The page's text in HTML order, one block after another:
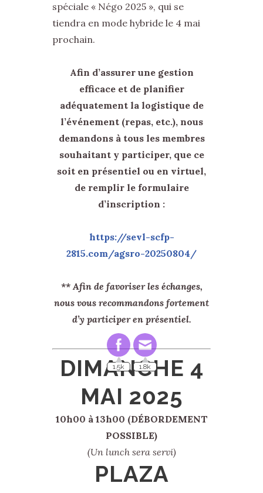
spéciale « Négo 2025 », qui se
tiendra en mode hybride le 4 mai
prochain.
Afin d’assurer une gestion
efficace et de planifier
adéquatement la logistique de
l’événement (repas, etc.), nous
demandons à tous les membres
souhaitant y participer, que ce
soit en présentiel ou en virtuel,
de remplir le formulaire
d’inscription :
https://sevl-scfp-
2815.com/agsro-20250804/
** Afin de favoriser les échanges,
nous vous recommandons fortement
d’y participer en présentiel.
DIMANCHE 4
MAI 2025
10h00 à 13h00 (DÉBORDEMENT
POSSIBLE)
(Un lunch sera servi)
PLAZA
1.5k 1.8k